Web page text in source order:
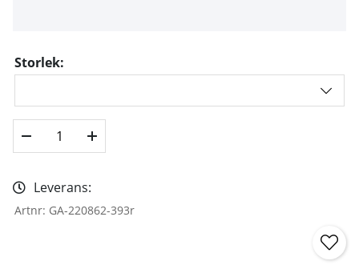
Storlek:
Leverans:
Artnr: GA-220862-393r